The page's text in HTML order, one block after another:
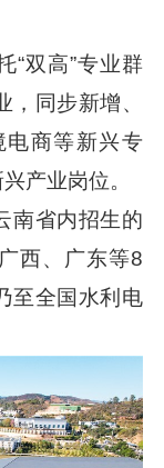
“双高”专业群
同步新增、
商等新兴专
产业岗位。
南省内招生的
西、广东等8
至全国水利电